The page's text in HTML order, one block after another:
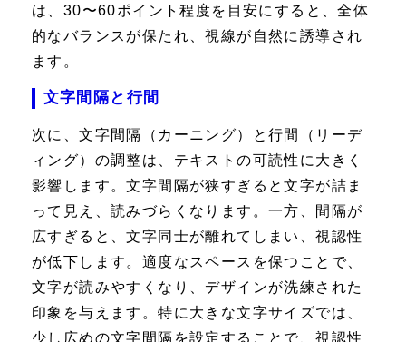
は、30〜60ポイント程度を目安にすると、全体
的なバランスが保たれ、視線が自然に誘導され
ます。
文字間隔と行間
次に、文字間隔（カーニング）と行間（リーデ
ィング）の調整は、テキストの可読性に大きく
影響します。文字間隔が狭すぎると文字が詰ま
って見え、読みづらくなります。一方、間隔が
広すぎると、文字同士が離れてしまい、視認性
が低下します。適度なスペースを保つことで、
文字が読みやすくなり、デザインが洗練された
印象を与えます。特に大きな文字サイズでは、
少し広めの文字間隔を設定することで、視認性